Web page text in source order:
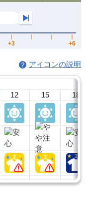
アイコンの説明
12 15 18